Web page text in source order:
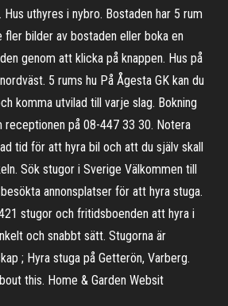
Hus uthyres i nybro. Bostaden har 5 rum
bilder av bostaden eller boka en
genom att klicka på knappen. Hus på
5 rums hu På Ågesta GK kan du
komma utvilad till varje slag. Bokning
receptionen på 08-447 33 30. Notera
tid för att hyra bil och att du själv skall
Sök stugor i Sverige Välkommen till
annonsplatser för att hyra stuga.
stugor och fritidsboenden att hyra i
och snabbt sätt. Stugorna är
; Hyra stuga på Getterön, Varberg.
this. Home & Garden Websit